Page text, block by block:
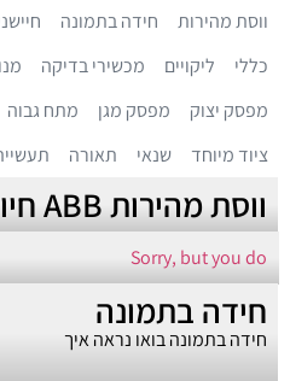
ווסת מהירות
חידה בתמונה
כללי
ליקויים מכשירי בדיקה
מפסק יצוק
מפסק מגן מתח גבוה
ציוד מיוחד
שנאי תאורה
ווסת מהירות ABB חיווט
Sorry, but you do
חידה בתמונה
חידה בתמונה בואו נראה איך